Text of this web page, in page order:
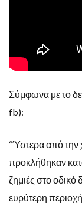
Σύμφωνα με το
fb):
“Ύστερα από
προκλήθηκαν
ζημιές στο οδικό
ευρύτερη